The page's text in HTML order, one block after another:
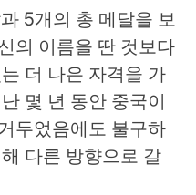
5개의 총 메달을 보
의 이름을 딴 것보다
더 나은 자격을 가
몇 년 동안 중국이
두었음에도 불구하
다른 방향으로 갈